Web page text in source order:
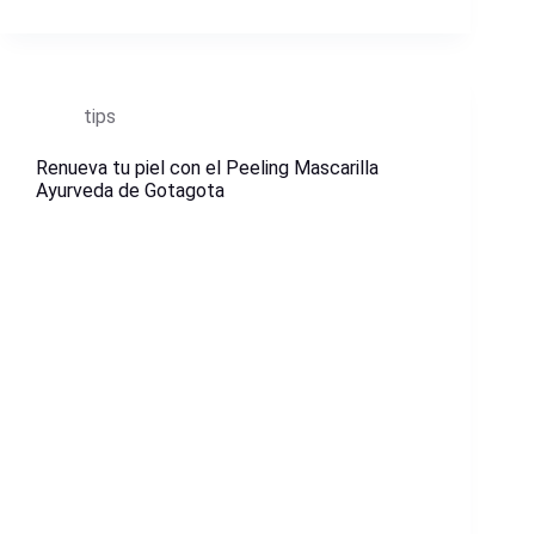
tips
Renueva tu piel con el Peeling Mascarilla
Ayurveda de Gotagota